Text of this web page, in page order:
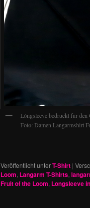
Lóngsleeve bedruckt für
Foto: Damen Langarmshirt
Veröffentlicht unterT-Shirt |
Loom, Langarm T-Shirts,
Fruit of the Loom, Longsleeve